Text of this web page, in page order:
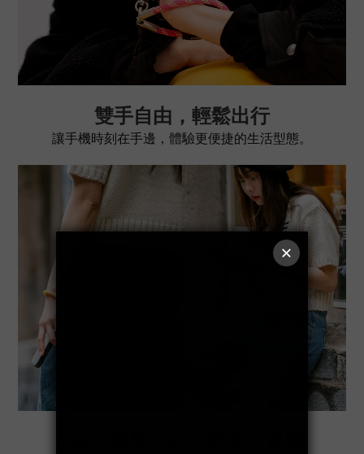
雙手自由，輕鬆出行
讓手機時刻在手邊，體驗更便捷的生活型態。